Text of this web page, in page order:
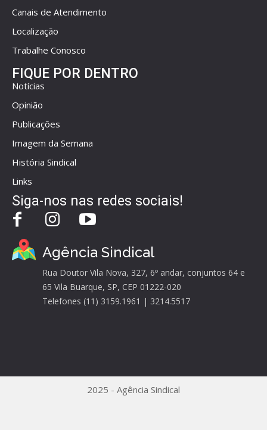
Canais de Atendimento
Localização
Trabalhe Conosco
FIQUE POR DENTRO
Notícias
Opinião
Publicações
Imagem da Semana
História Sindical
Links
Siga-nos nas redes sociais!
Agência Sindical
Rua Doutor Vila Nova, 327, 6º andar, conjuntos 64 e
65 Vila Buarque, SP, CEP 01222-020
Telefones (11) 3159.1961 | 3214.5517
2025 - Agência Sindical